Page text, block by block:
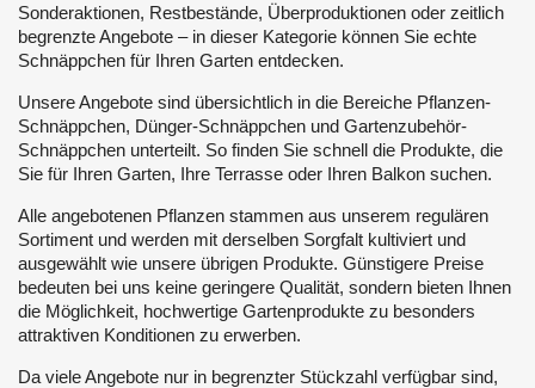
Sonderaktionen, Restbestände, Überproduktionen oder zeitlich
begrenzte Angebote – in dieser Kategorie können Sie echte
Schnäppchen für Ihren Garten entdecken.
Unsere Angebote sind übersichtlich in die Bereiche Pflanzen-
Schnäppchen, Dünger-Schnäppchen und Gartenzubehör-
Schnäppchen unterteilt. So finden Sie schnell die Produkte, die
Sie für Ihren Garten, Ihre Terrasse oder Ihren Balkon suchen.
Alle angebotenen Pflanzen stammen aus unserem regulären
Sortiment und werden mit derselben Sorgfalt kultiviert und
ausgewählt wie unsere übrigen Produkte. Günstigere Preise
bedeuten bei uns keine geringere Qualität, sondern bieten Ihnen
die Möglichkeit, hochwertige Gartenprodukte zu besonders
attraktiven Konditionen zu erwerben.
Da viele Angebote nur in begrenzter Stückzahl verfügbar sind,